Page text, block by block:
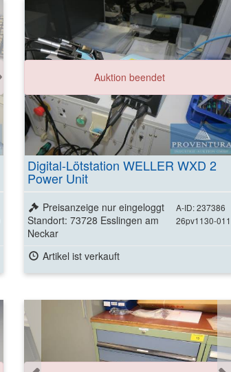
Auktion beendet
Digital-Lötstation WELLER WXD 2
Power Unit
A-ID: 237386
26pv1130-011
Preisanzeige nur eingeloggt
Standort: 73728 Esslingen am
Neckar
Artikel ist verkauft